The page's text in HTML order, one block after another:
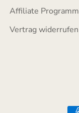
Affiliate Programm
Vertrag widerrufen